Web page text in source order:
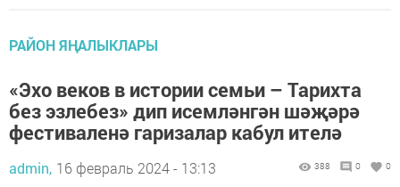
РАЙОН ЯҢАЛЫКЛАРЫ
«Эхо веков в истории семьи – Тарихта
без эзлебез» дип исемләнгән шәҗәрә
фестиваленә гаризалар кабул ителә
admin, 16 февраль 2024 - 13:13 388 0 0